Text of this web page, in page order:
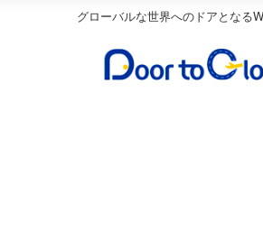
グローバルな世界へのドアとなる